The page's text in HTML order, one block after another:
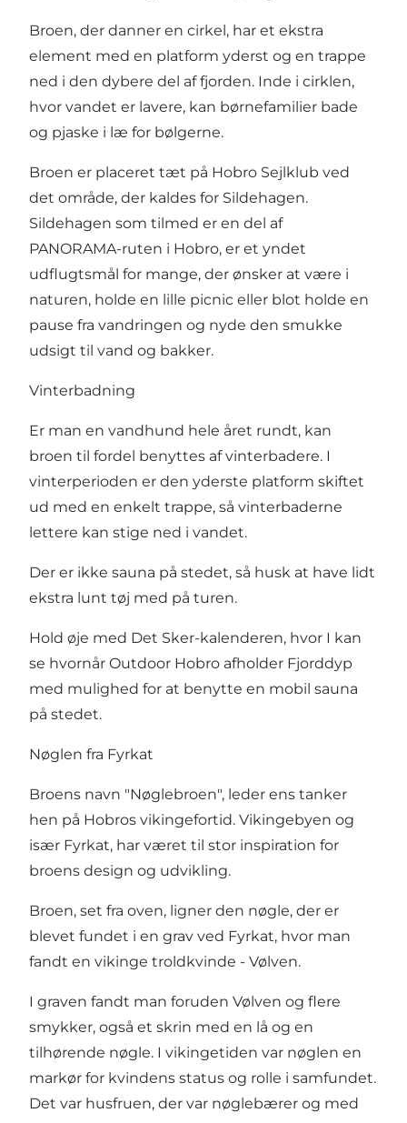
Broen, der danner en cirkel, har et ekstra
element med en platform yderst og en trappe
ned i den dybere del af fjorden. Inde i cirklen,
hvor vandet er lavere, kan børnefamilier bade
og pjaske i læ for bølgerne.
Broen er placeret tæt på Hobro Sejlklub ved
det område, der kaldes for Sildehagen.
Sildehagen som tilmed er en del af
PANORAMA-ruten i Hobro, er et yndet
udflugtsmål for mange, der ønsker at være i
naturen, holde en lille picnic eller blot holde en
pause fra vandringen og nyde den smukke
udsigt til vand og bakker.
Vinterbadning
Er man en vandhund hele året rundt, kan
broen til fordel benyttes af vinterbadere. I
vinterperioden er den yderste platform skiftet
ud med en enkelt trappe, så vinterbaderne
lettere kan stige ned i vandet.
Der er ikke sauna på stedet, så husk at have lidt
ekstra lunt tøj med på turen.
Hold øje med Det Sker-kalenderen, hvor I kan
se hvornår Outdoor Hobro afholder Fjorddyp
med mulighed for at benytte en mobil sauna
på stedet.
Nøglen fra Fyrkat
Broens navn "Nøglebroen", leder ens tanker
hen på Hobros vikingefortid. Vikingebyen og
især Fyrkat, har været til stor inspiration for
broens design og udvikling.
Broen, set fra oven, ligner den nøgle, der er
blevet fundet i en grav ved Fyrkat, hvor man
fandt en vikinge troldkvinde - Vølven.
I graven fandt man foruden Vølven og flere
smykker, også et skrin med en lå og en
tilhørende nøgle. I vikingetiden var nøglen en
markør for kvindens status og rolle i samfundet.
Det var husfruen, der var nøglebærer og med